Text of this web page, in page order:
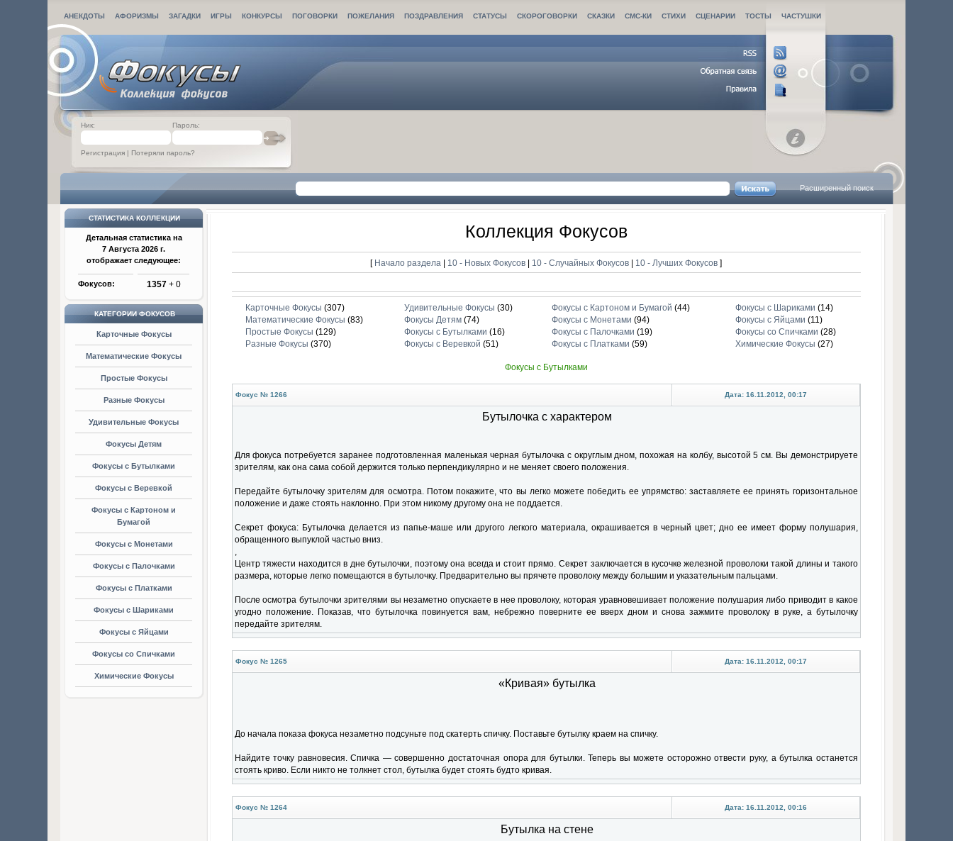
АНЕКДОТЫ АФОРИЗМЫ ЗАГАДКИ ИГРЫ КОНКУРСЫ ПОГОВОРКИ ПОЖЕЛАНИЯ ПОЗДРАВЛЕНИЯ СТАТУСЫ СКОРОГОВОРКИ СКАЗКИ СМС-КИ СТИХИ СЦЕНАРИИ ТОСТЫ ЧАСТУШКИ
Ник: Пароль:
Регистрация | Потеряли пароль?
Расширенный поиск
СТАТИСТИКА КОЛЛЕКЦИИ
Детальная статистика на
7 Августа 2026 г.
отображает следующее:
Фокусов: 1357 + 0
КАТЕГОРИИ ФОКУСОВ
Карточные Фокусы
Математические Фокусы
Простые Фокусы
Разные Фокусы
Удивительные Фокусы
Фокусы Детям
Фокусы с Бутылками
Фокусы с Веревкой
Фокусы с Картоном и
Бумагой
Фокусы с Монетами
Фокусы с Палочками
Фокусы с Платками
Фокусы с Шариками
Фокусы с Яйцами
Фокусы со Спичками
Химические Фокусы
Коллекция Фокусов
[ Начало раздела | 10 - Новых Фокусов | 10 - Случайных Фокусов | 10 - Лучших Фокусов ]
Карточные Фокусы (307)
Математические Фокусы (83)
Простые Фокусы (129)
Разные Фокусы (370)
Удивительные Фокусы (30)
Фокусы Детям(74)
Фокусы с Бутылками (16)
Фокусы с Веревкой (51)
Фокусы с Картоном и Бумагой (44)
Фокусы с Монетами (94)
Фокусы с Палочками (19)
Фокусы с Платками (59)
Фокусы с Шариками (14)
Фокусы с Яйцами (11)
Фокусы со Спичками (28)
Химические Фокусы (27)
Фокусы с Бутылками
Фокус № 1266 Дата: 16.11.2012, 00:17
Бутылочка с характером
Для фокуса потребуется заранее подготовленная маленькая черная бутылочка с округлым дном, похожая на колбу, высотой 5 см. Вы демонстрируете
зрителям, как она сама собой держится только перпендикулярно и не меняет своего положения.
Передайте бутылочку зрителям для осмотра. Потом покажите, что вы легко можете победить ее упрямство: заставляете ее принять горизонтальное
положение и даже стоять наклонно. При этом никому другому она не поддается.
Секрет фокуса: Бутылочка делается из папье-маше или другого легкого материала, окрашивается в черный цвет; дно ее имеет форму полушария,
обращенного выпуклой частью вниз.
,
Центр тяжести находится в дне бутылочки, поэтому она всегда и стоит прямо. Секрет заключается в кусочке железной проволоки такой длины и такого
размера, которые легко помещаются в бутылочку. Предварительно вы прячете проволоку между большим и указательным пальцами.
После осмотра бутылочки зрителями вы незаметно опускаете в нее проволоку, которая уравновешивает положение полушария либо приводит в какое
угодно положение. Показав, что бутылочка повинуется вам, небрежно поверните ее вверх дном и снова зажмите проволоку в руке, а бутылочку
передайте зрителям.
Фокус № 1265 Дата: 16.11.2012, 00:17
«Кривая» бутылка
До начала показа фокуса незаметно подсуньте под скатерть спичку. Поставьте бутылку краем на спичку.
Найдите точку равновесия. Спичка — совершенно достаточная опора для бутылки. Теперь вы можете осторожно отвести руку, а бутылка останется
стоять криво. Если никто не толкнет стол, бутылка будет стоять будто кривая.
Фокус № 1264 Дата: 16.11.2012, 00:16
Бутылка на стене